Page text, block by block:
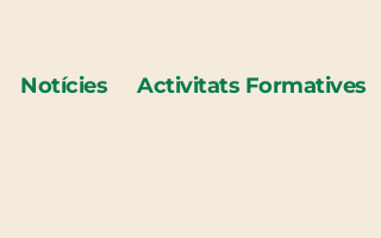
Notícies Activitats Formatives